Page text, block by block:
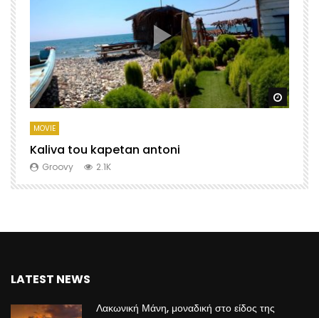
Watch Later Watch
MOVIE
Kaliva tou kapetan antoni
Groovy 2.1K
LATEST NEWS
Λακωνική Μάνη, μοναδική στο είδος της